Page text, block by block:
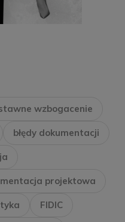
wzbogacenie
błędy dokumentacji
projektowa
FIDIC